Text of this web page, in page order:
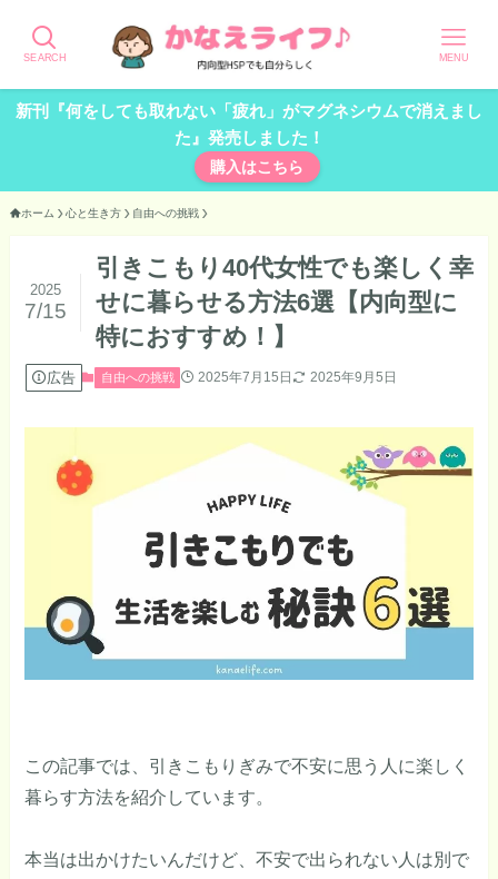
SEARCH MENU
新刊『何をしても取れない「疲れ」がマグネシウムで消えまし
た』発売しました！
購入はこちら
ホーム 心と生き方 自由への挑戦
引きこもり40代女性でも楽しく幸
せに暮らせる方法6選【内向型に
特におすすめ！】
2025
7/15
広告 自由への挑戦 2025年7月15日 2025年9月5日
この記事では、引きこもりぎみで不安に思う人に楽しく
暮らす方法を紹介しています。
本当は出かけたいんだけど、不安で出られない人は別で